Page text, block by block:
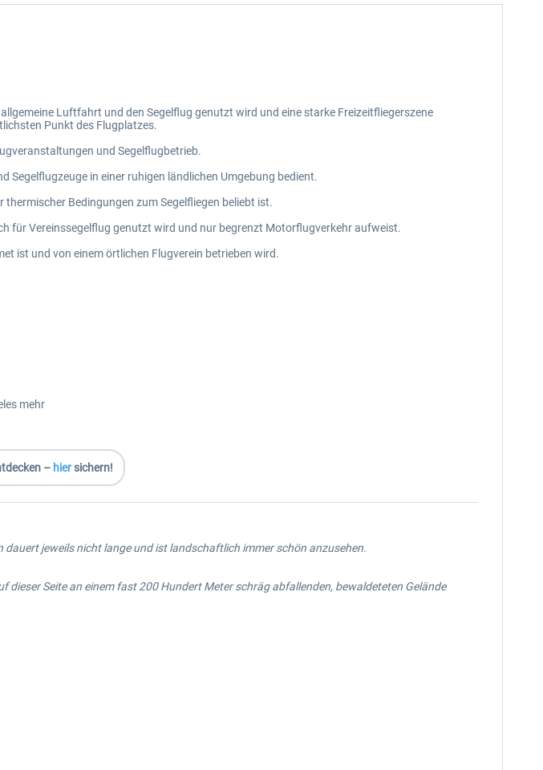
Luftfahrt und den Segelflug genutzt wird und eine starke Freizeitfliegerszene
Punkt des Flugplatzes.
und Segelflugbetrieb.
Segelflugzeuge in einer ruhigen ländlichen Umgebung bedient.
Bedingungen zum Segelfliegen beliebt ist.
für Vereinssegelflug genutzt wird und nur begrenzt Motorflugverkehr aufweist.
ist und von einem örtlichen Flugverein betrieben wird.
mehr
– hiersichern!
jeweils nicht lange und ist landschaftlich immer schön anzusehen.
Seite an einem fast 200 Hundert Meter schräg abfallenden, bewaldeteten Gelände